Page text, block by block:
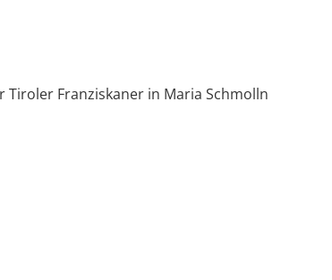
Franziskaner in Maria Schmolln